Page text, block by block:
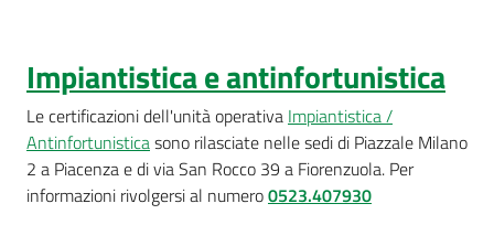
Impiantistica e antinfortunistica
Le certificazioni dell'unità operativa Impiantistica /
Antinfortunisticasono rilasciate nelle sedi di Piazzale Milano
2 a Piacenza e di via San Rocco 39 a Fiorenzuola. Per
informazioni rivolgersi al numero0523.407930